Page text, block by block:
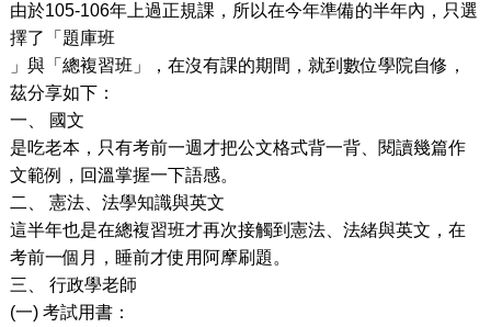
由於105-106年上過正規課，所以在今年準備的半年內，只選
擇了「題庫班
」與「總複習班」，在沒有課的期間，就到數位學院自修，
茲分享如下：
一、
國文
是吃老本，只有考前一週才把公文格式背一背、閱讀幾篇作
文範例，回溫掌握一下語感。
二、
憲法、法學知識與英文
這半年也是在總複習班才再次接觸到憲法、法緒與英文，在
考前一個月，睡前才使用阿摩刷題。
三、
行政學老師
(一) 考試用書：